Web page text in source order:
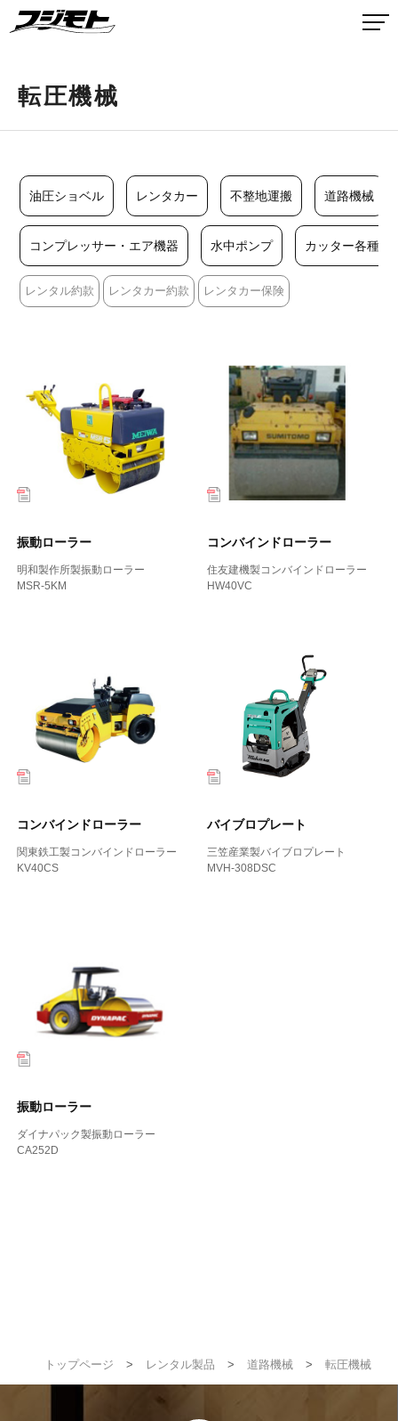
転圧機械
油圧ショベル レンタカー 不整地運搬 道路機械
コンプレッサー・エア機器 水中ポンプ カッター各種
レンタル約款 レンタカー約款 レンタカー保険
振動ローラー
明和製作所製振動ローラー
MSR-5KM
コンバインドローラー
住友建機製コンバインドローラー
HW40VC
コンバインドローラー
関東鉄工製コンバインドローラー
KV40CS
バイブロプレート
三笠産業製バイブロプレート
MVH-308DSC
振動ローラー
ダイナパック製振動ローラー
CA252D
トップページ > レンタル製品 > 道路機械 > 転圧機械